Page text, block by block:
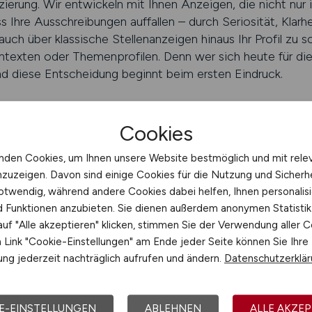
Wir entwickeln mit Ihnen Anzeigen, die nicht nur
Ihre Ausschreibungen auffallen – durch Seriosität,
über klassische Stellenanzeigen hinaus Ihr Profil zu
oder Themenprofilen. Denn wer sich heute für
diese Entscheidung beginnt beim ersten Eindruck.
schalten
modern präsentieren – ohne
nicht, alles umzukrempeln. Es bedeutet,
verantwortungsbewusst. Viele Städte
Mitarbeiterschulung, setzen auf Diversität und
hilft, dieses Bild zu zeigen – glaubwürdig,
dass sie nicht nur stimmen, sondern ankommen. Dabei
Wirkung. Ihre Stadtverwaltung wird dabei nicht neu
die Gestaltungsspielraum suchen. Für Bewerber, die
Cookies
Cookies, um Ihnen unsere Website bestmöglich und mit
Davon sind einige Cookies für die Nutzung und
während andere Cookies dabei helfen, Ihnen
Funktionen anzubieten. Sie dienen außerdem anonymen
"Alle akzeptieren" klicken, stimmen Sie der Verwendung aller
"Cookie-Einstellungen" am Ende jeder Seite können Sie Ihre
jederzeit nachträglich aufrufen und ändern.
EINSTELLUNGEN ABLEHNEN ALLE